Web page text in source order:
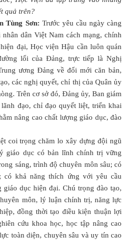
quả trên?
Tùng Sơn: Trước yêu cầu ngày càng
dân Việt Nam cách mạng, chính
đại, Học viện Hậu cần luôn quán
lối của Đảng, trực tiếp là Nghị
ương Đảng về đổi mới căn bản,
các nghị quyết, chỉ thị của Quân ủy
Trên cơ sở đó, Đảng ủy, Ban giám
đạo, chỉ đạo quyết liệt, triển khai
nâng cao chất lượng giáo dục, đào
coi trọng chăm lo xây dựng đội ngũ
giáo dục có bản lĩnh chính trị vững
sáng, trình độ chuyên môn sâu; có
có khả năng thích ứng với yêu cầu
dục hiện đại. Chú trọng đào tạo,
môn, lý luận chính trị, năng lực
đồng thời tạo điều kiện thuận lợi
cứu khoa học, học tập nâng cao
toàn diện, chuyên sâu và uy tín cao